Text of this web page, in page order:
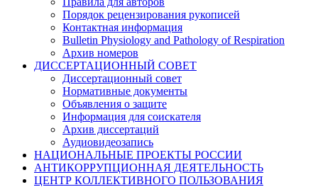
Порядок рецензирования рукописей
Контактная информация
Bulletin Physiology and Pathology of Respiration
Архив номеров
ДИССЕРТАЦИОННЫЙ СОВЕТ
Диссертационный совет
Нормативные документы
Объявления о защите
Информация для соискателя
Архив диссертаций
Аудиовидеозапись
НАЦИОНАЛЬНЫЕ ПРОЕКТЫ РОССИИ
АНТИКОРРУПЦИОННАЯ ДЕЯТЕЛЬНОСТЬ
ЦЕНТР КОЛЛЕКТИВНОГО ПОЛЬЗОВАНИЯ